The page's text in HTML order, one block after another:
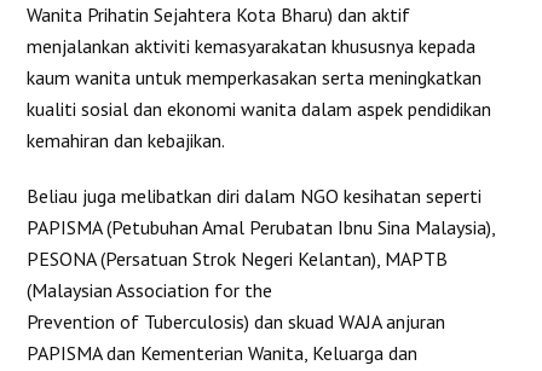
Wanita Prihatin Sejahtera Kota Bharu) dan aktif
menjalankan aktiviti kemasyarakatan khususnya kepada
kaum wanita untuk memperkasakan serta meningkatkan
kualiti sosial dan ekonomi wanita dalam aspek pendidikan
kemahiran dan kebajikan.
Beliau juga melibatkan diri dalam NGO kesihatan seperti
PAPISMA (Petubuhan Amal Perubatan Ibnu Sina Malaysia),
PESONA (Persatuan Strok Negeri Kelantan), MAPTB
(Malaysian Association for the
Prevention of Tuberculosis) dan skuad WAJA anjuran
PAPISMA dan Kementerian Wanita, Keluarga dan